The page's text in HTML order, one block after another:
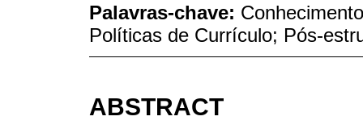
Palavras-chave:
Políticas de Currículo; Pós-
ABSTRACT